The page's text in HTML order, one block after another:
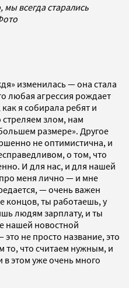
всегда старались
изменилась — она стала
любая агрессия рождает
я собирала ребят и
стреляем злом, нам
размере». Другое
не оптимистична, и
о том, что
И для нас, и для нашей
меня лично — и мне
— очень важен
концов, ты работаешь, у
людям зарплату, и ты
нашей новостной
не просто название, это
то, что считаем нужным, и
этом уже очень много